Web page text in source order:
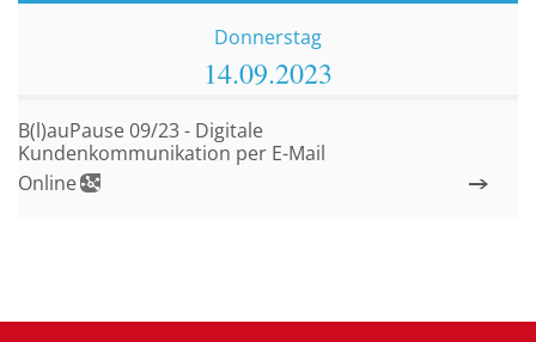
Donnerstag
14.09.2023
Online
B(l)auPause 09/23 - Digitale
Kundenkommunikation per E-Mail